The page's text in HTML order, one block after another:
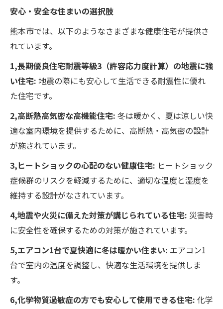
安心・安全な住まいの選択肢
熊本市では、以下のようなさまざまな健康住宅が提供さ
れています。
1,長期優良住宅耐震等級3（許容応力度計算）の地震に強
い住宅: 地震の際にも安心して生活できる耐震性に優れ
た住宅です。
2,高断熱高気密な高機能住宅: 冬は暖かく、夏は涼しい快
適な室内環境を提供するために、高断熱・高気密の設計
が施されています。
3,ヒートショックの心配のない健康住宅: ヒートショック
症候群のリスクを軽減するために、適切な温度と湿度を
維持する設計がなされています。
4,地震や火災に備えた対策が講じられている住宅: 災害時
に安全性を確保するための対策が施されています。
5,エアコン1台で夏快適に冬は暖かい住まい: エアコン1
台で室内の温度を調整し、快適な生活環境を提供しま
す。
6,化学物質過敏症の方でも安心して使用できる住宅: 化学